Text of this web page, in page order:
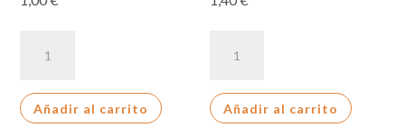
COCKTAIL
SECOS
Añadir al carrito
CACAHUETES
90Añadir al carrito